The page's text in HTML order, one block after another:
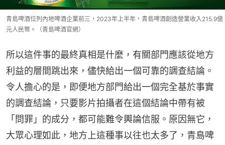
青島啤酒位列內地啤酒企業前三，2023年上半年，青島啤酒創造營業收入215.9億
元人民幣。（青島啤酒官網）
所以這件事的最終真相是什麼，有關部門應該從地方
利益的層間跳出來，儘快給出一個可靠的調查結論。
令人擔心的是，即便地方部門給出一個完全基於事實
的調查結論，只要影片拍攝者在這個結論中帶有被
「問罪」的成分，都可能難令輿論信服。原因無它，
大眾心理如此，地方上這種事以往也太多了，青島啤